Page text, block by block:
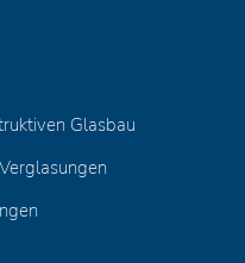
Glasbau